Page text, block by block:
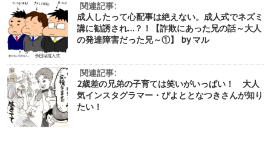
関連記事:
成人したって心配事は絶えない。成人式でネズミ
講に勧誘され…？！【詐欺にあった兄の話～大人
の発達障害だった兄～①】 by マル
関連記事:
2歳差の兄弟の子育ては笑いがいっぱい！ 大人
気インスタグラマー・ぴよととなつきさんが知り
たい！